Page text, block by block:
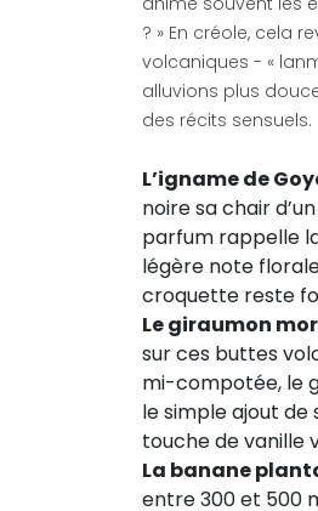
? » En créole, cela
volcaniques - «
alluvions plus
des récits sensuels.
L’igname de
noire sa chair
parfum rappelle
légère note
croquette reste
Le giraumon
sur ces buttes
mi-compotée, le
le simple ajout de
touche de vanille
La banane
entre 300 et 500